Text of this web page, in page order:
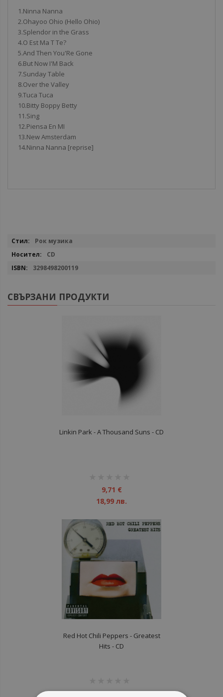
1.Ninna Nanna
2.Ohayoo Ohio (Hello Ohio)
3.Splendor in the Grass
4.O Est Ma T Te?
5.And Then You'Re Gone
6.But Now I'M Back
7.Sunday Table
8.Over the Valley
9.Tuca Tuca
10.Bitty Boppy Betty
11.Sing
12.Piensa En MI
13.New Amsterdam
14.Ninna Nanna [reprise]
Повече
Рок музика
CD
3298498200119
СВЪРЗАНИ ПРОДУКТИ
Linkin Park - A Thousand Suns - CD
9,71 €
18,99 лв.
Red Hot Chili Peppers ‎- Greatest
Hits - CD
1%
9,71 €